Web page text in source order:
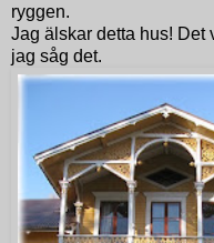
ryggen.
Jag älskar detta hus! Det
jag såg det.